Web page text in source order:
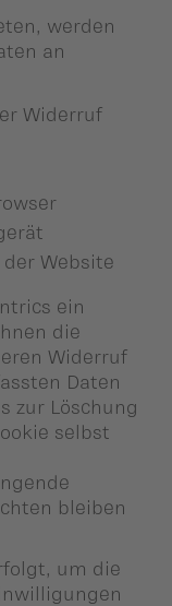
werden
an
Widerruf
Website
ein
die
Widerruf
Daten
zur Löschung
selbst
bleiben
um die